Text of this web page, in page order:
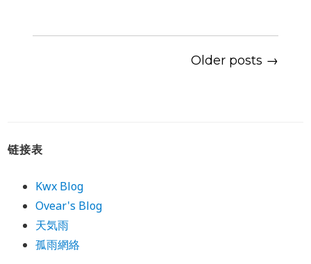
Older posts →
链接表
Kwx Blog
Ovear's Blog
天気雨
孤雨網絡